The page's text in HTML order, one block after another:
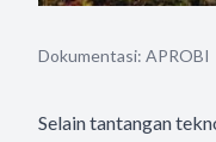
Dokumentasi: APROBI
Selain tantangan